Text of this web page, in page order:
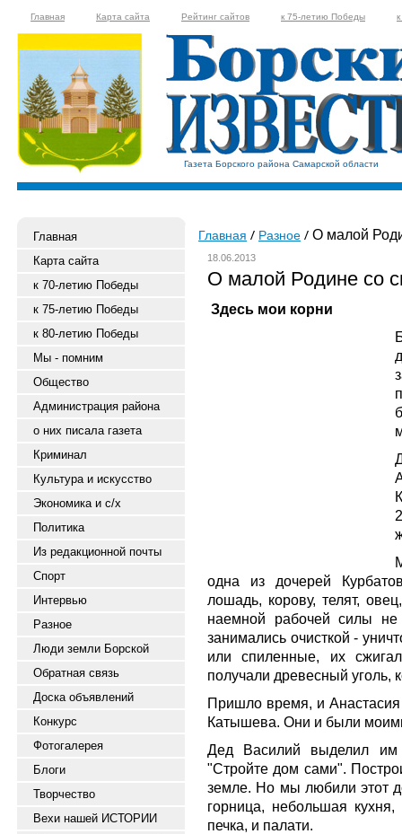
Главная Карта сайта Рейтинг сайтов к 75-летию Победы
Газета Борского района Самарской области
Главная
Карта сайта
к 70-летию Победы
к 75-летию Победы
к 80-летию Победы
Мы - помним
Общество
Администрация района
о них писала газета
Криминал
Культура и искусство
Экономика и с/х
Политика
Из редакционной почты
Спорт
Интервью
Разное
Люди земли Борской
Обратная связь
Доска объявлений
Конкурс
Фотогалерея
Блоги
Творчество
Вехи нашей ИСТОРИИ
Главная Разное О малой
18.06.2013
О малой Родине со
Здесь мои корни
одна из дочерей
лошадь, корову, телят,
наемной рабочей силы
занимались очисткой -
или спиленные, их
получали древесный уголь,
Пришло время, и
Катышева. Они и были
Дед Василий выделил
"Стройте дом сами".
земле. Но мы любили этот
горница, небольшая
печка, и палати.